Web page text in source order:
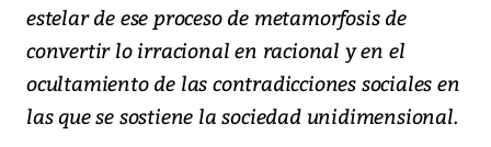
estelar de ese proceso de metamorfosis de
convertir lo irracional en racional y en el
ocultamiento de las contradicciones sociales en
las que se sostiene la sociedad unidimensional.